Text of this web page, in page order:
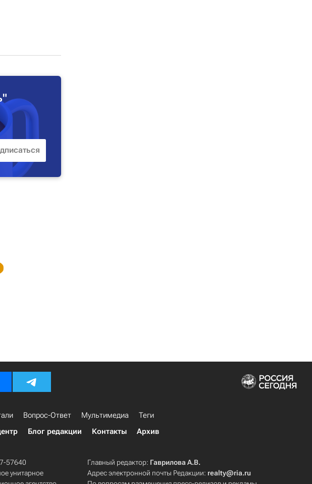
Вопрос-Ответ Мультимедиа
Теги
Блог редакции Контакты Архив
57640
унитарное
Главный редактор: Гаврилова А.В.
Адрес электронной почты Редакции: realty@ria.ru